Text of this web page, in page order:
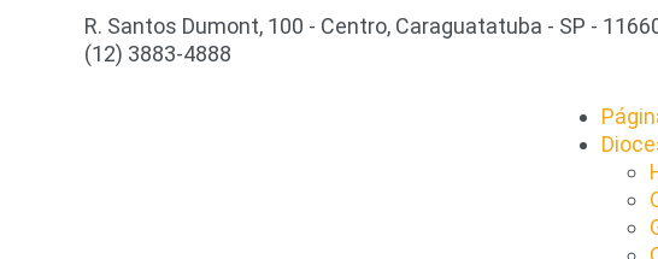
R. Santos Dumont, 100 - Centro, Caraguatatuba - SP -
(12) 3883-4888